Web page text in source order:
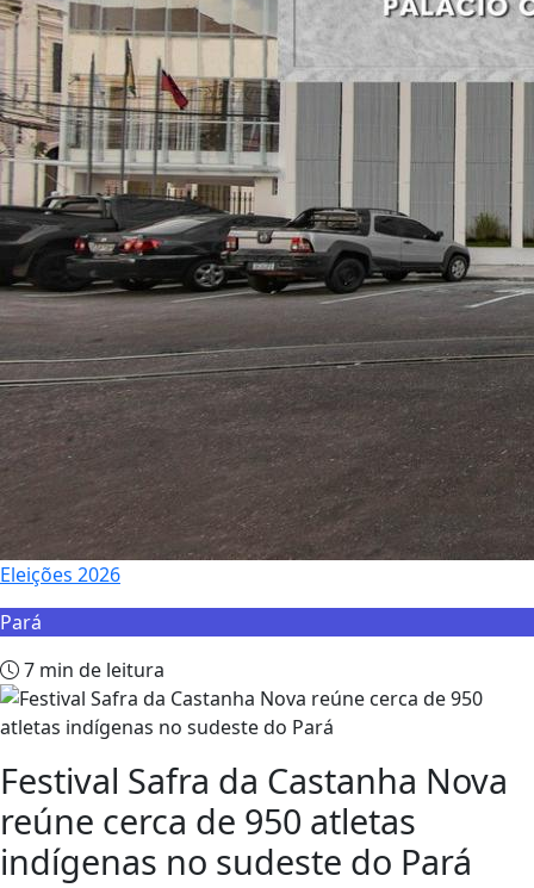
Eleições 2026
Pará
7 min de leitura
Festival Safra da Castanha Nova
reúne cerca de 950 atletas
indígenas no sudeste do Pará